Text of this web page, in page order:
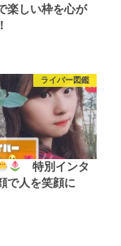
楽しい枠を心が
ライバー図鑑
特別インタ
で人を笑顔に